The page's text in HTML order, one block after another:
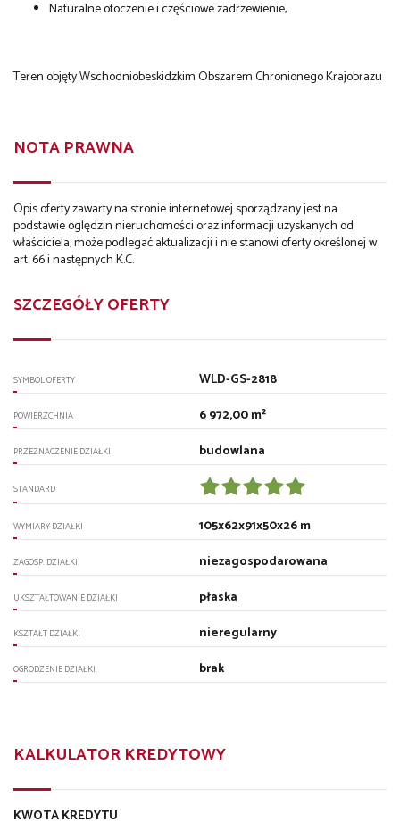
Naturalne otoczenie i częściowe zadrzewienie,
Teren objęty Wschodniobeskidzkim Obszarem Chronionego Krajobrazu
NOTA PRAWNA
Opis oferty zawarty na stronie internetowej sporządzany jest na
podstawie oględzin nieruchomości oraz informacji uzyskanych od
właściciela, może podlegać aktualizacji i nie stanowi oferty określonej w
art. 66 i następnych K.C.
SZCZEGÓŁY OFERTY
SYMBOL OFERTY WLD-GS-2818
POWIERZCHNIA 6 972,00 m²
PRZEZNACZENIE DZIAŁKI budowlana
STANDARD
WYMIARY DZIAŁKI 105x62x91x50x26 m
ZAGOSP. DZIAŁKI niezagospodarowana
UKSZTAŁTOWANIE DZIAŁKI płaska
KSZTAŁT DZIAŁKI nieregularny
OGRODZENIE DZIAŁKI brak
KALKULATOR KREDYTOWY
KWOTA KREDYTU